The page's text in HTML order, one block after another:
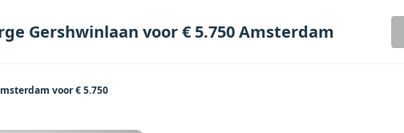
Gershwinlaan voor € 5.750 Amsterdam
voor € 5.750